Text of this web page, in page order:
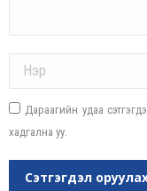
Дараагийн удаа
хадгална уу.
Сэтгэгдэл